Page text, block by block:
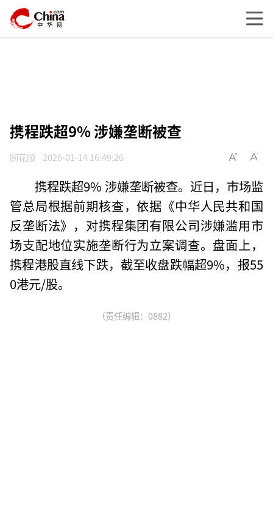
携程跌超9% 涉嫌垄断被查
同花顺 2026-01-14 16:49:26
携程跌超9% 涉嫌垄断被查。近日，市场监
管总局根据前期核查，依据《中华人民共和国
反垄断法》，对携程集团有限公司涉嫌滥用市
场支配地位实施垄断行为立案调查。盘面上，
携程港股直线下跌，截至收盘跌幅超9%，报55
0港元/股。
（责任编辑：0882）